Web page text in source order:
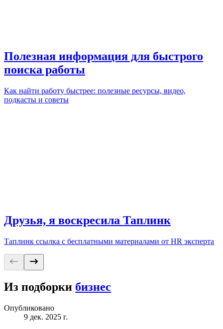
Полезная информация для быстрого
поиска работы
Как найти работу быстрее: полезные ресурсы, видео,
подкасты и советы
Друзья, я воскресила Таплинк
Таплинк ссылка с бесплатными материалами от HR эксперта
Из подборки бизнес
Опубликовано
9 дек. 2025 г.